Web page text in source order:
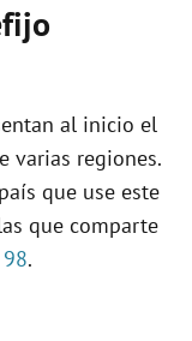
al inicio el
varias regiones.
que use este
que comparte
98.